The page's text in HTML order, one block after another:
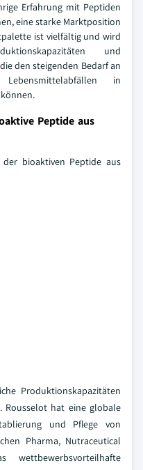
Erfahrung mit Peptiden
eine starke Marktposition
ist vielfältig und wird
und
den steigenden Bedarf an
in
Peptide aus
bioaktiven Peptide aus
Produktionskapazitäten
Rousselot hat eine globale
und Pflege von
Pharma, Nutraceutical
wettbewerbsvorteilhafte